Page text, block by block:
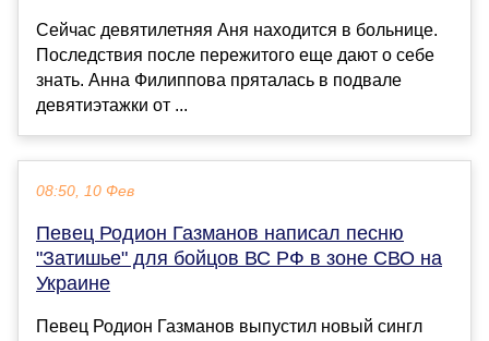
Сейчас девятилетняя Аня находится в больнице.
Последствия после пережитого еще дают о себе
знать. Анна Филиппова пряталась в подвале
девятиэтажки от ...
08:50, 10 Фев
Певец Родион Газманов написал песню
"Затишье" для бойцов ВС РФ в зоне СВО на
Украине
Певец Родион Газманов выпустил новый сингл